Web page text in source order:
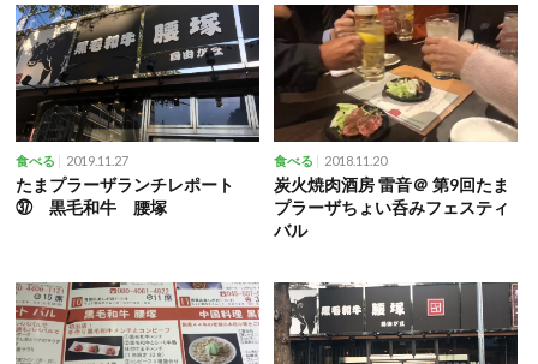
食べる 2019.11.27
たまプラーザランチレポート
㊲ 黒毛和牛 腰塚
食べる 2018.11.20
炭火焼肉酒房 雷音＠ 第9回たま
プラーザちょい呑みフェスティ
バル